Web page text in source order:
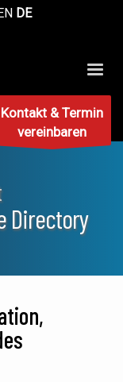
DE
Kontakt & Termin
vereinbaren
Directory